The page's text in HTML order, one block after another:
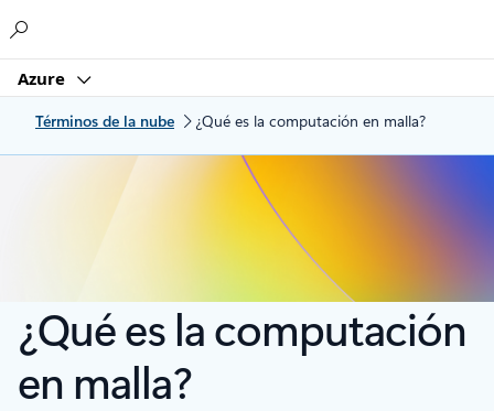
Azure
Términos de la nube ¿Qué es la computación en malla?
¿Qué es la computación
en malla?